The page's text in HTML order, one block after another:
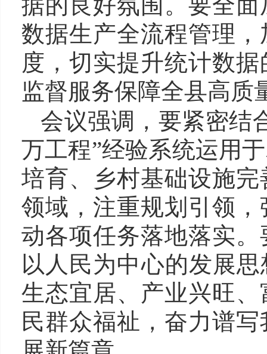
数据生产全流程管理
度，切实提升统计数
监督服务保障全县高质
会议强调，要紧密结
万工程”经验系统运用
培育、乡村基础设施
领域，注重规划引领
动各项任务落地落实
以人民为中心的发展
生态宜居、产业兴旺
民群众福祉，奋力谱